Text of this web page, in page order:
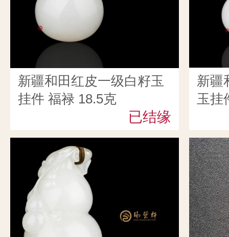
新疆和田红皮一级白籽玉
挂件 福禄 18.5克
已结缘
新疆
玉挂